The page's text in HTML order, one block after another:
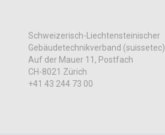
Schweizerisch-Liechtensteinischer
Gebäudetechnikverband (suissetec)
Auf der Mauer 11, Postfach
CH-8021 Zürich
+41 43 244 73 00